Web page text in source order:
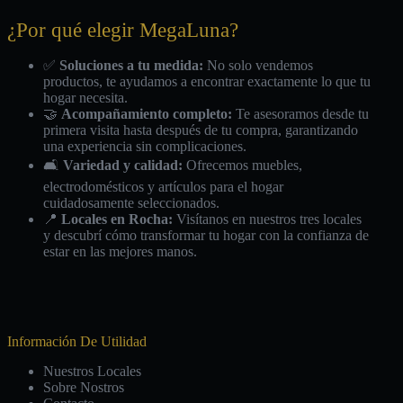
¿Por qué elegir MegaLuna?
✅ Soluciones a tu medida: No solo vendemos
productos, te ayudamos a encontrar exactamente lo que tu
hogar necesita.
🤝 Acompañamiento completo: Te asesoramos desde tu
primera visita hasta después de tu compra, garantizando
una experiencia sin complicaciones.
🛋️ Variedad y calidad: Ofrecemos muebles,
electrodomésticos y artículos para el hogar
cuidadosamente seleccionados.
📍 Locales en Rocha: Visítanos en nuestros tres locales
y descubrí cómo transformar tu hogar con la confianza de
estar en las mejores manos.
Información De Utilidad
Nuestros Locales
Sobre Nostros